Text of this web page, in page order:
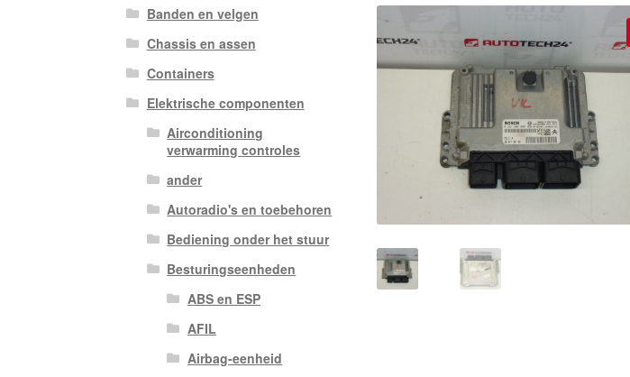
Banden en velgen
Chassis en assen
Containers
Elektrische componenten
Airconditioning
verwarming controles
ander
Autoradio's en toebehoren
Bediening onder het stuur
Besturingseenheden
ABS en ESP
AFIL
Airbag-eenheid